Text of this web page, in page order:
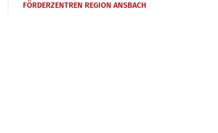
FÖRDERZENTREN REGION ANSBACH